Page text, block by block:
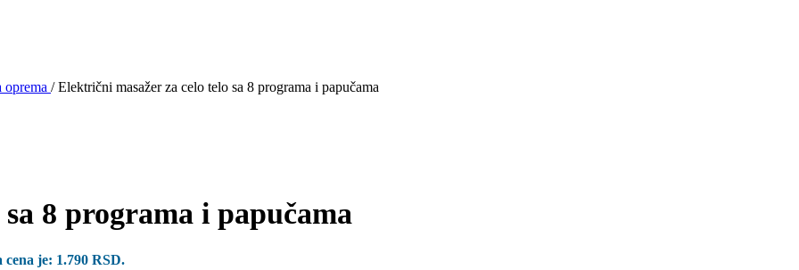
oprema / Električni masažer za celo telo sa 8 programa i papučama
8 programa i papučama
cena je: 1.790 RSD.